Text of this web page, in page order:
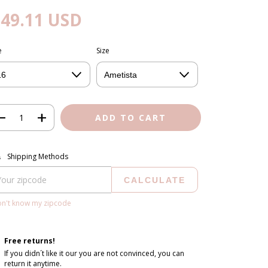
USD
Size
for zipcode:
Shipping Methods
CALCULATE
know my zipcode
Free returns!
If you didn´t like it our you are not convinced, you can
return it anytime.